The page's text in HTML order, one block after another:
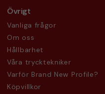
Övrigt
Vanliga frågor
Om oss
Hållbarhet
Våra trycktekniker
Varför Brand New Profile?
Köpvillkor